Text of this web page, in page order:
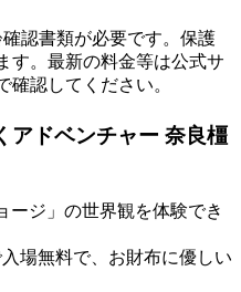
認書類が必要です。保護
す。最新の料金等は公式サ
確認してください。
アドベンチャー 奈良橿
ージ」の世界観を体験でき
場無料で、お財布に優しい